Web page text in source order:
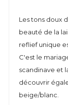
Les tons doux
beauté de la
reflief unique
C'est le
scandinave et
découvrir
beige/blanc.